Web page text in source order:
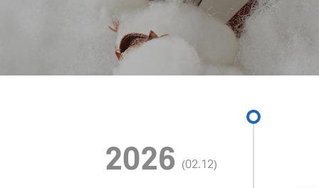
2026 (02.12)